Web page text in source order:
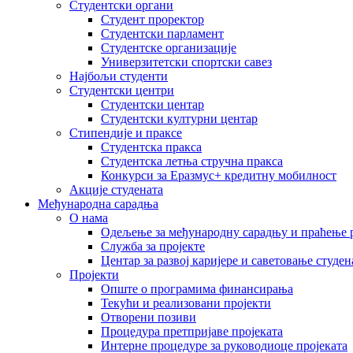
Студентски органи
Студент проректор
Студентски парламент
Студентске организације
Универзитетски спортски савез
Најбољи студенти
Студентски центри
Студентски центар
Студентски културни центар
Стипендије и праксе
Студентска пракса
Студентска летња стручна пракса
Конкурси за Еразмус+ кредитну мобилност
Акције студената
Међународна сарадња
О нама
Одељење за међународну сарадњу и праћење
Служба за пројекте
Центар за развој каријере и саветовање
Пројекти
Опште о програмима финансирања
Текући и реализовани пројекти
Отворени позиви
Процедура претпријаве пројеката
Интерне процедуре за руководиоце пројеката